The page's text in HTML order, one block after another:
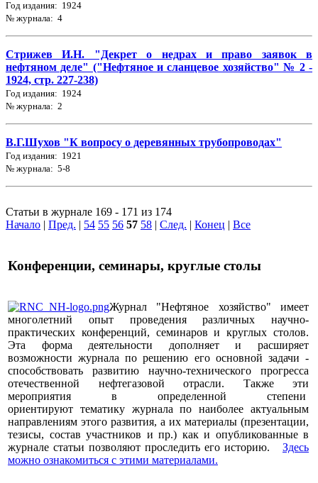
Год издания: 1924
№ журнала: 4
Стрижев И.Н. "Декрет о недрах и право заявок в
нефтяном деле" ("Нефтяное и сланцевое хозяйство" № 2 -
1924, стр. 227-238)
Год издания: 1924
№ журнала: 2
В.Г.Шухов "К вопросу о деревянных трубопроводах"
Год издания: 1921
№ журнала: 5-8
Статьи в журнале 169 - 171 из 174
Начало | Пред. | 54 55 56 57 58 | След. | Конец | Все
Конференции, семинары, круглые столы
Журнал "Нефтяное хозяйство" имеет
многолетний опыт проведения различных научно-
практических конференций, семинаров и круглых столов.
Эта форма деятельности дополняет и расширяет
возможности журнала по решению его основной задачи -
способствовать развитию научно-технического прогресса
отечественной нефтегазовой отрасли. Также эти
мероприятия в определенной степени
ориентируют тематику журнала по наиболее актуальным
направлениям этого развития, а их материалы (презентации,
тезисы, состав участников и пр.) как и опубликованные в
журнале статьи позволяют проследить его историю. Здесь
можно ознакомиться с этими материалами.